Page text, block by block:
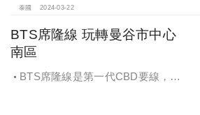
晚！通羅區又被稱為「曼谷的天
母」，絕對值得投資
泰國 2024-03-22
BTS席隆線 玩轉曼谷市中心
南區
BTS席隆線是第一代CBD要線，跨